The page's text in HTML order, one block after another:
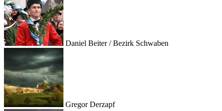
Daniel Beiter / Bezirk Schwaben
Gregor Derzapf